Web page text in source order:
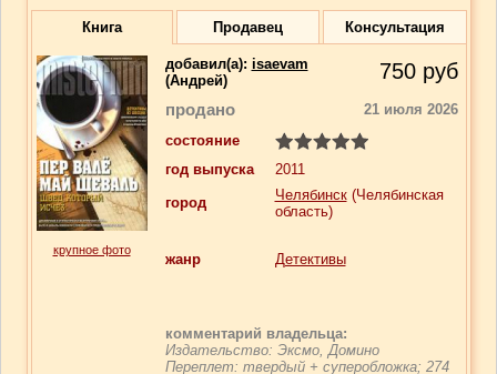
Книга Продавец Консультация
крупное фото
добавил(a): isaevam
(Андрей)
750 руб
продано
21 июля 2026
состояние
год выпуска
2011
город
Челябинск(Челябинская
область)
жанр Детективы
комментарий владельца:
Издательство: Эксмо, Домино
Переплет: твердый + суперобложка; 274